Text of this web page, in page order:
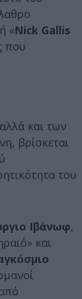
ή «Nick Gallis
που
και των
βρίσκεται
του
Ιβάνωφ,
και